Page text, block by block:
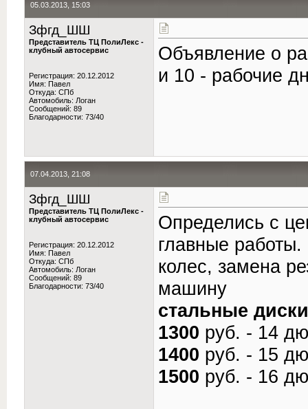
05.03.2013, 15:03
Зфгд_ШШ
Представитель ТЦ ПолиЛекс -
клубный автосервис
Регистрация: 20.12.2012
Имя: Павел
Откуда: СПб
Автомобиль: Логан
Сообщений: 89
Благодарности: 73/40
Объявление о
и 10 - рабочие
07.04.2013, 21:08
Зфгд_ШШ
Представитель ТЦ ПолиЛекс -
клубный автосервис
Регистрация: 20.12.2012
Имя: Павел
Откуда: СПб
Автомобиль: Логан
Сообщений: 89
Благодарности: 73/40
Определись с
главные
колес, замена
машину
стальные диски
1300 руб. - 14
1400 руб. - 15
1500 руб. - 16